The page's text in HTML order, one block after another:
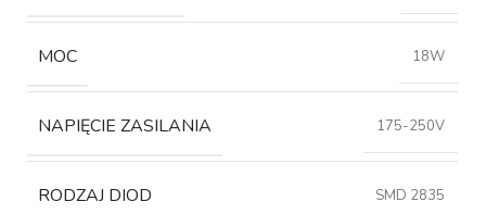
MOC 18W
NAPIĘCIE ZASILANIA 175-250V
RODZAJ DIOD SMD 2835